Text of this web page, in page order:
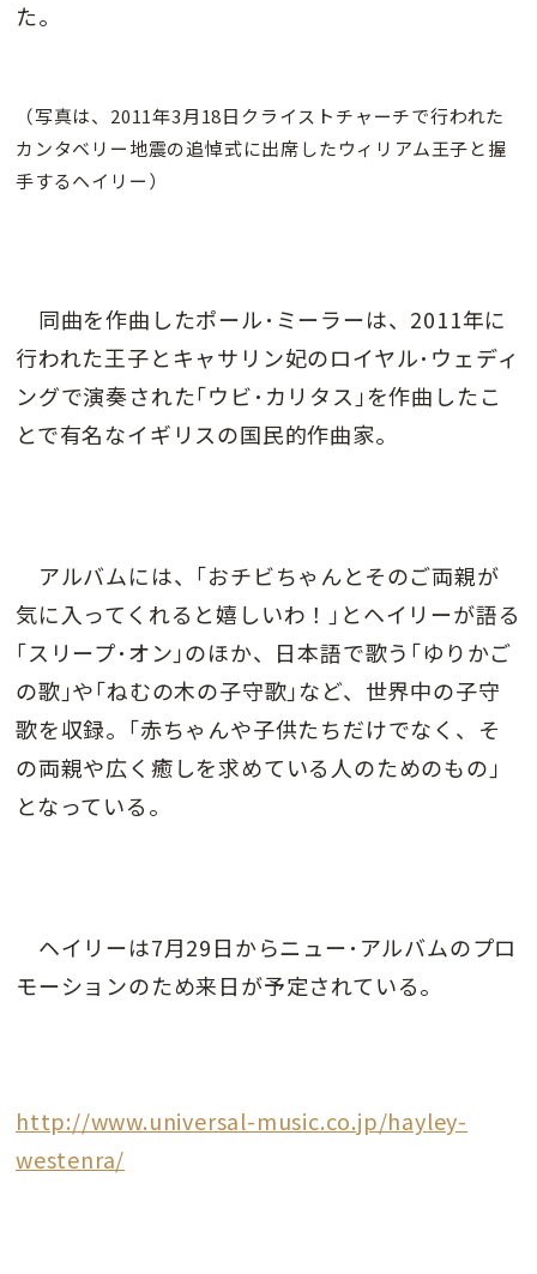
た。
（写真は、2011年3月18日クライストチャーチで行われた
カンタベリー地震の追悼式に出席したウィリアム王子と握
手するヘイリー）
同曲を作曲したポール･ミーラーは、2011年に
行われた王子とキャサリン妃のロイヤル･ウェディ
ングで演奏された｢ウビ･カリタス｣を作曲したこ
とで有名なイギリスの国民的作曲家。
アルバムには、｢おチビちゃんとそのご両親が
気に入ってくれると嬉しいわ！｣とヘイリーが語る
｢スリープ･オン｣のほか、日本語で歌う｢ゆりかご
の歌｣や｢ねむの木の子守歌｣など、世界中の子守
歌を収録。｢赤ちゃんや子供たちだけでなく、そ
の両親や広く癒しを求めている人のためのもの｣
となっている。
ヘイリーは7月29日からニュー･アルバムのプロ
モーションのため来日が予定されている。
http://www.universal-music.co.jp/hayley-
westenra/